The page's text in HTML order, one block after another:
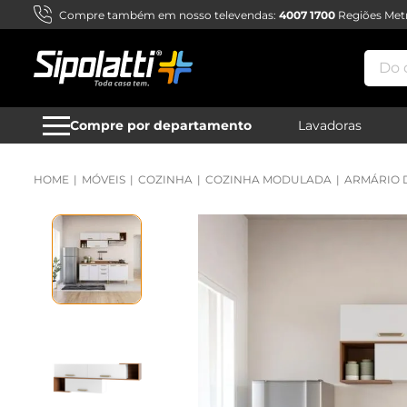
Compre também em nosso televendas: 4007 1700 Regiões
Do
Compre por departamento Lavadoras
MÓVEIS COZINHA COZINHA MODULADA ARMÁRIO